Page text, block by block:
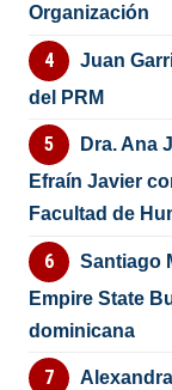
Organización
Juan
del PRM
Dra. Ana
Efraín Javier
Facultad de
Santiago
Empire State
dominicana